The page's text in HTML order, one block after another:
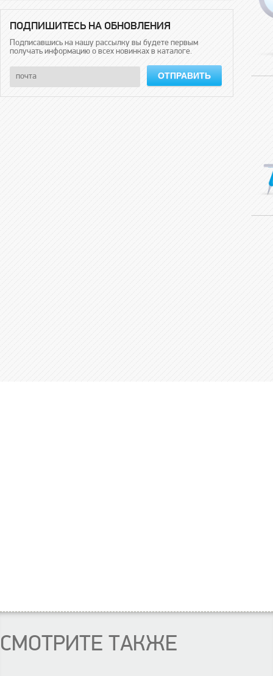
ПОДПИШИТЕСЬ НА ОБНОВЛЕНИЯ
Подписавшись на нашу рассылку вы будете первым
получать информацию о всех новинках в каталоге.
ОТПРАВИТЬ
СМОТРИТЕ ТАКЖЕ